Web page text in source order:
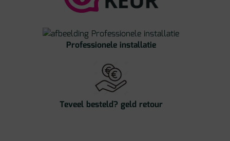
Professionele installatie
Teveel besteld? geld retour